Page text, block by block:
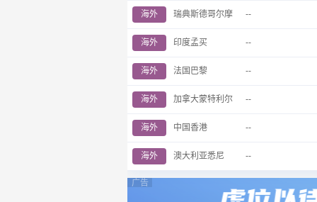
海外 瑞典斯德哥尔摩 --
海外 印度孟买 --
海外 法国巴黎 --
海外 加拿大蒙特利尔 --
海外 中国香港 --
海外 澳大利亚悉尼 --
广告